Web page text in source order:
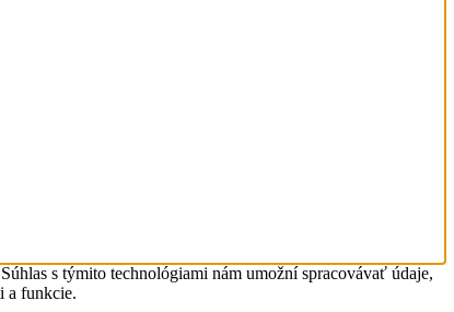
s týmito technológiami nám umožní spracovávať údaje,
a funkcie.